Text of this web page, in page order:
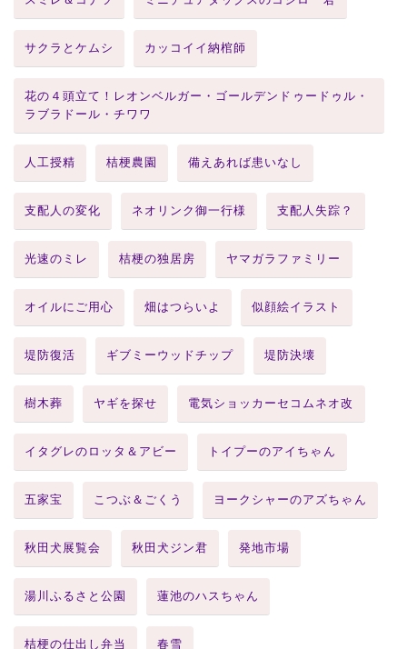
サクラとケムシ カッコイイ納棺師
花の４頭立て！レオンベルガー・ゴールデンドゥードゥル・
ラブラドール・チワワ
人工授精 桔梗農園 備えあれば患いなし
支配人の変化 ネオリンク御一行様 支配人失踪？
光速のミレ 桔梗の独居房 ヤマガラファミリー
オイルにご用心 畑はつらいよ 似顔絵イラスト
堤防復活 ギブミーウッドチップ 堤防決壊
樹木葬 ヤギを探せ 電気ショッカーセコムネオ改
イタグレのロッタ＆アビー トイプーのアイちゃん
五家宝 こつぶ＆ごくう ヨークシャーのアズちゃん
秋田犬展覧会 秋田犬ジン君 発地市場
湯川ふるさと公園 蓮池のハスちゃん
桔梗の仕出し弁当 春雪